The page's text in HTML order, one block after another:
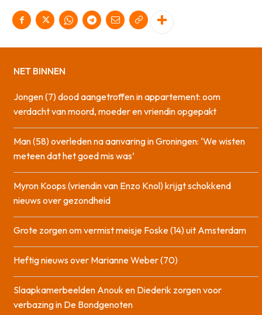
NET BINNEN
Jongen (7) dood aangetroffen in appartement: oom
verdacht van moord, moeder en vriendin opgepakt
Man (58) overleden na aanvaring in Groningen: ‘We wisten
meteen dat het goed mis was’
Myron Koops (vriendin van Enzo Knol) krijgt schokkend
nieuws over gezondheid
Grote zorgen om vermist meisje Foske (14) uit Amsterdam
Heftig nieuws over Marianne Weber (70)
Slaapkamerbeelden Anouk en Diederik zorgen voor
verbazing in De Bondgenoten